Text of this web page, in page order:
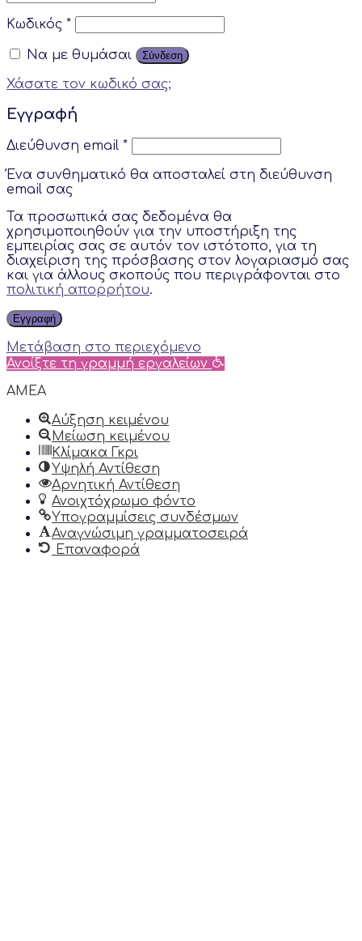
Κωδικός *
Να με θυμάσαι Σύνδεση
Χάσατε τον κωδικό σας;
Εγγραφή
Διεύθυνση email *
Ένα συνθηματικό θα αποσταλεί στη διεύθυνση
email σας
Τα προσωπικά σας δεδομένα θα
χρησιμοποιηθούν για την υποστήριξη της
εμπειρίας σας σε αυτόν τον ιστότοπο, για τη
διαχείριση της πρόσβασης στον λογαριασμό σας
και για άλλους σκοπούς που περιγράφονται στο
πολιτική απορρήτου.
Εγγραφή
Μετάβαση στο περιεχόμενο
Ανοίξτε τη γραμμή εργαλείων
AMEA
Αύξηση κειμένου
Μείωση κειμένου
Κλίμακα Γκρι
Υψηλή Αντίθεση
Αρνητική Αντίθεση
Ανοιχτόχρωμο φόντο
Υπογραμμίσεις συνδέσμων
Αναγνώσιμη γραμματοσειρά
Επαναφορά